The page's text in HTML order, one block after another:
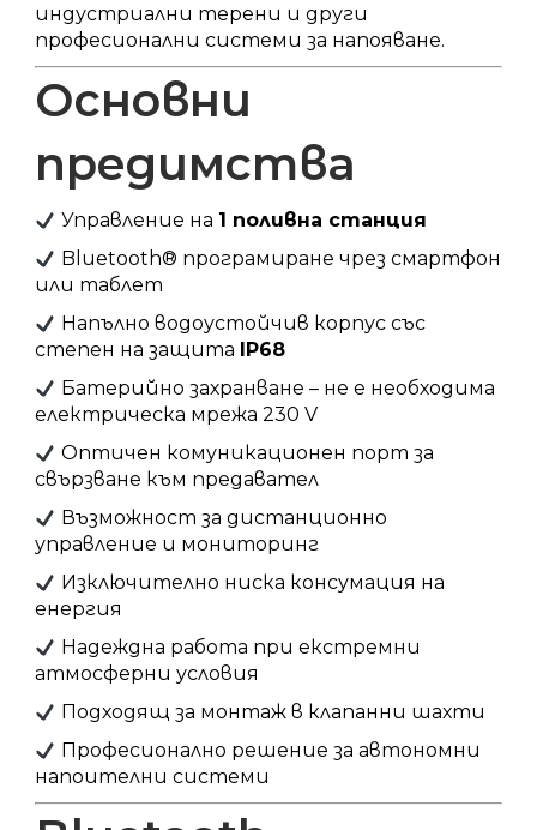
индустриални терени и други
професионални системи за напояване.
Основни
предимства
Управление на 1 поливна станция
Bluetooth® програмиране чрез смартфон
или таблет
Напълно водоустойчив корпус със
степен на защита IP68
Батерийно захранване – не е необходима
електрическа мрежа 230 V
Оптичен комуникационен порт за
свързване към предавател
Възможност за дистанционно
управление и мониторинг
Изключително ниска консумация на
енергия
Надеждна работа при екстремни
атмосферни условия
Подходящ за монтаж в клапанни шахти
Професионално решение за автономни
напоителни системи